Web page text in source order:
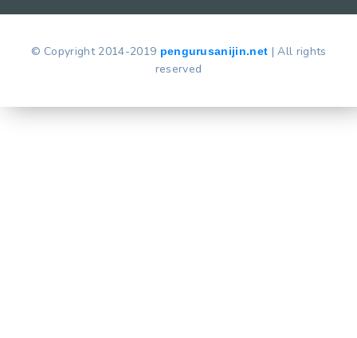
© Copyright 2014-2019 pengurusanijin.net | All rights
reserved